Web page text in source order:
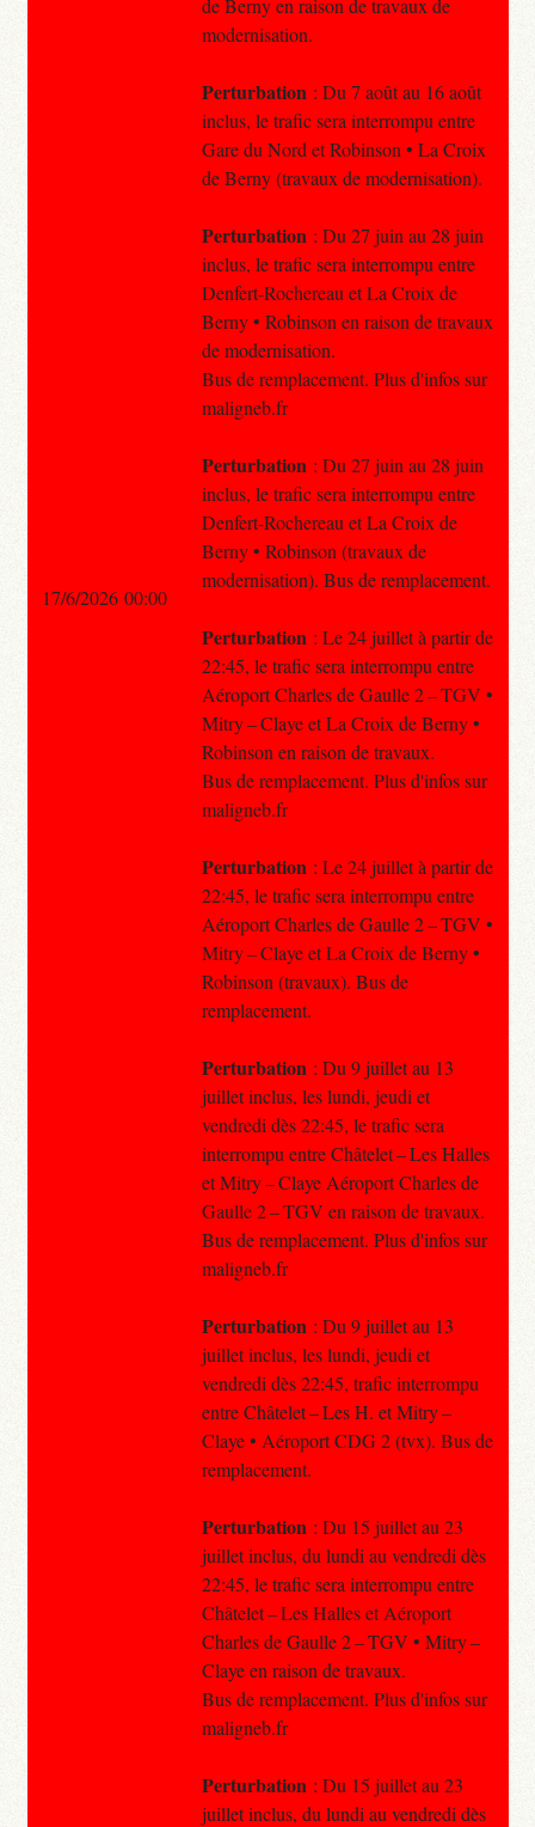
de Berny en raison de travaux de
modernisation.
Perturbation : Du 7 août au 16 août
inclus, le trafic sera interrompu entre
Gare du Nord et Robinson • La Croix
de Berny (travaux de modernisation).
Perturbation : Du 27 juin au 28 juin
inclus, le trafic sera interrompu entre
Denfert-Rochereau et La Croix de
Berny • Robinson en raison de travaux
de modernisation.
Bus de remplacement. Plus d'infos sur
maligneb.fr
Perturbation : Du 27 juin au 28 juin
inclus, le trafic sera interrompu entre
Denfert-Rochereau et La Croix de
Berny • Robinson (travaux de
modernisation). Bus de remplacement.
Perturbation : Le 24 juillet à partir de
22:45, le trafic sera interrompu entre
Aéroport Charles de Gaulle 2 – TGV •
Mitry – Claye et La Croix de Berny •
Robinson en raison de travaux.
Bus de remplacement. Plus d'infos sur
maligneb.fr
Perturbation : Le 24 juillet à partir de
22:45, le trafic sera interrompu entre
Aéroport Charles de Gaulle 2 – TGV •
Mitry – Claye et La Croix de Berny •
Robinson (travaux). Bus de
remplacement.
Perturbation : Du 9 juillet au 13
juillet inclus, les lundi, jeudi et
vendredi dès 22:45, le trafic sera
interrompu entre Châtelet – Les Halles
et Mitry – Claye Aéroport Charles de
Gaulle 2 – TGV en raison de travaux.
Bus de remplacement. Plus d'infos sur
maligneb.fr
Perturbation : Du 9 juillet au 13
juillet inclus, les lundi, jeudi et
vendredi dès 22:45, trafic interrompu
entre Châtelet – Les H. et Mitry –
Claye • Aéroport CDG 2 (tvx). Bus de
remplacement.
Perturbation : Du 15 juillet au 23
juillet inclus, du lundi au vendredi dès
22:45, le trafic sera interrompu entre
Châtelet – Les Halles et Aéroport
Charles de Gaulle 2 – TGV • Mitry –
Claye en raison de travaux.
Bus de remplacement. Plus d'infos sur
maligneb.fr
Perturbation : Du 15 juillet au 23
juillet inclus, du lundi au vendredi dès
17/6/2026 00:00